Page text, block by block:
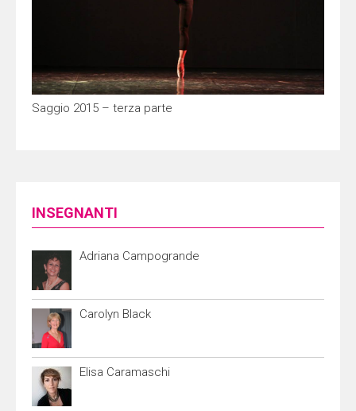
Saggio 2015 – terza parte
INSEGNANTI
Adriana Campogrande
Carolyn Black
Elisa Caramaschi